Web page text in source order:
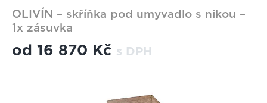
OLIVÍN – skříňka pod umyvadlo s nikou –
1x zásuvka
od 16 870 Kč s DPH